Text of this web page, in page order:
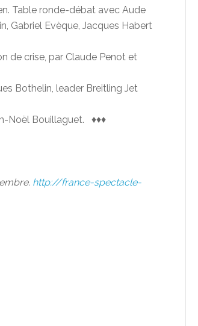
Table ronde-débat avec Aude
Gabriel Evèque, Jacques Habert
de crise, par Claude Penot et
Bothelin, leader Breitling Jet
Noël Bouillaguet. ♦♦♦
http://france-spectacle-